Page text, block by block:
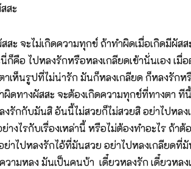
สะ
สะ จะไม่เกิดความทุกข์ ถ้าทำผิดเมื่อเกิดมีผัส
ก็คือ ไปหลงรักหรือหลงเกลียดเข้านั่นเอง เมื่
าเห็นรูปที่ไม่น่ารัก มันก็หลงเกลียด ก็หลงรักห
ผิดทางผัสสะ จะต้องเกิดความทุกข์ที่ทางตา ที
งรักกับมันสิ อันนี้ไม่สวยก็ไม่สวยสิ อย่าไปหล
างไรกับเรื่องเหล่านี้ หรือไม่ต้องทำอะไร ถ้าต้
ย่าไปหลงรักไอ้ที่มันสวย อย่าไปหลงเกลียดที่
ามหลง มันเป็นคนบ้า เดี๋ยวหลงรัก เดี๋ยวหลง